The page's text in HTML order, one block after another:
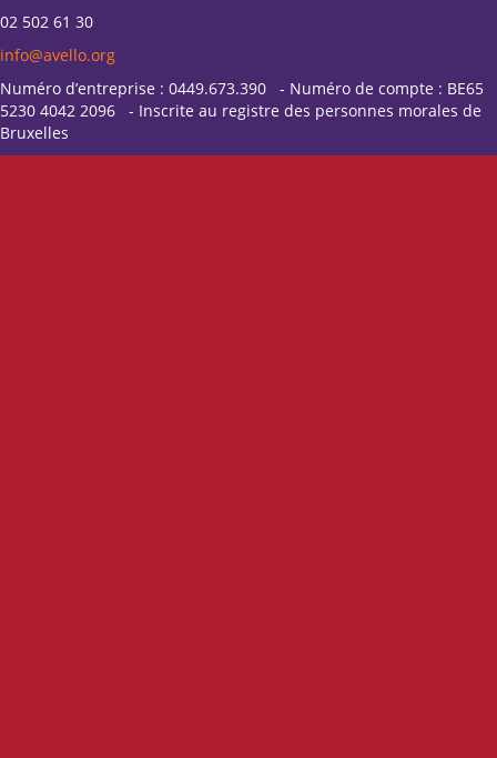
02 502 61 30
info@avello.org
Numéro d’entreprise : 0449.673.390 - Numéro de compte : BE65
5230 4042 2096 - Inscrite au registre des personnes morales de
Bruxelles